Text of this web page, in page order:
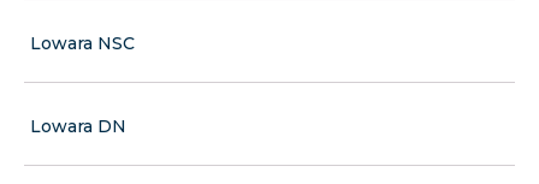
Lowara NSC
Lowara DN